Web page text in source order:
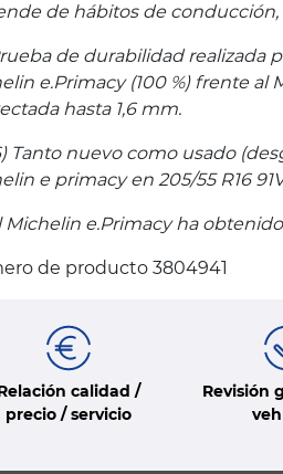
de hábitos de
de durabilidad realizada
e.Primacy (100 %) frente al
hasta 1,6 mm.
Tanto nuevo como usado
e primacy en 205/55 R16
Michelin e.Primacy ha
de producto 3804941
calidad /
precio / servicio
Revisión